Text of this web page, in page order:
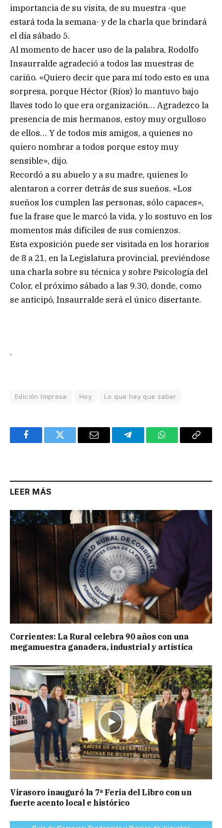
importancia de su visita, de su muestra -que
estará toda la semana- y de la charla que brindará
el día sábado 5.
Al momento de hacer uso de la palabra, Rodolfo
Insaurralde agradeció a todos las muestras de
cariño. «Quiero decir que para mí todo esto es una
sorpresa, porque Héctor (Ríos) lo mantuvo bajo
llaves todo lo que era organización… Agradezco la
presencia de mis hermanos, estoy muy orgulloso
de ellos… Y de todos mis amigos, a quienes no
quiero nombrar a todos porque estoy muy
sensible», dijo.
Recordó a su abuelo y a su madre, quienes lo
alentaron a correr detrás de sus sueños. «Los
sueños los cumplen las personas, sólo capaces»,
fue la frase que le marcó la vida, y lo sostuvo en los
momentos más difíciles de sus comienzos.
Esta exposición puede ser visitada en los horarios
de 8 a 21, en la Legislatura provincial, previéndose
una charla sobre su técnica y sobre Psicología del
Color, el próximo sábado a las 9.30, donde, como
se anticipó, Insaurralde será el único disertante.
.
Edición Impresa Hoy Lo que hay que saber
FacebookTwitter Email TelegramWhatsAppCopy
LEER MÁS
Corrientes: La Rural celebra 90 años con una
megamuestra ganadera, industrial y artística
Virasoro inauguró la 7ª Feria del Libro con un
fuerte acento local e histórico